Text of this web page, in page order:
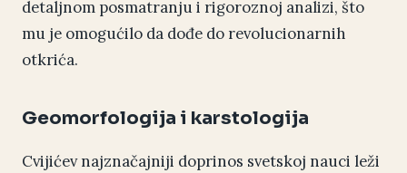
detaljnom posmatranju i rigoroznoj analizi, što
mu je omogućilo da dođe do revolucionarnih
otkrića.
Geomorfologija i karstologija
Cvijićev najznačajniji doprinos svetskoj nauci leži